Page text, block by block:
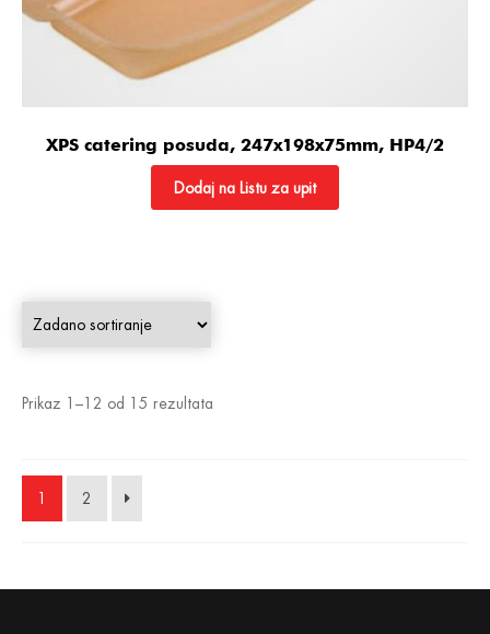
XPS catering posuda, 247x198x75mm, HP4/2
Dodaj na Listu za upit
Prikaz 1–12 od 15 rezultata
1 2